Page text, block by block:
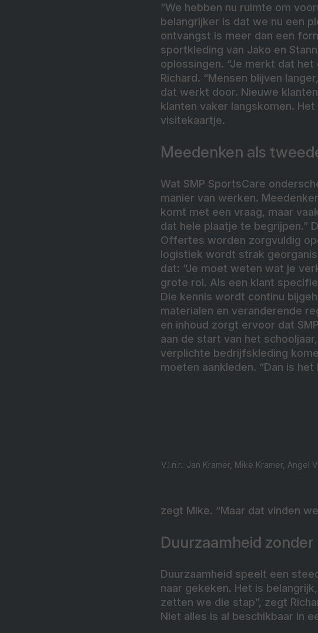
“We hebben nu ruimte om
belangrijker is dat we nu een
ontvangst is meer dan een
sportkleding van Jako en
oplossingen. “Je merkt dat
Richard. “Mensen blijven
dat werkt door. Nieuwe
klanten vaker langskomen.
visitekaartje.
Meedenken als
Wat SMP SportsCare
manier van werken.
komt met een vraag, maar
dat hele plaatje te begrijpen.”
Offertes worden zorgvuldig
logistiek wordt strak
dat: “Je moet weten wat je
grote rol. Als een klant
Die kennis wordt continu
materialen en veranderende
en inhoud zorgt ervoor dat
aan de start van het
verplichte bedrijfskleding
moeten aankleden. “Dan is het
V.l.n.r.: Jan Kramer, Mike Kramer,
zegt Mike. “Maar dat vinden
Duurzaamheid
Duurzaamheid speelt een
naar gekeken. Het is
zetten we die stap”, zegt
Niet alles is al beschikbaar in